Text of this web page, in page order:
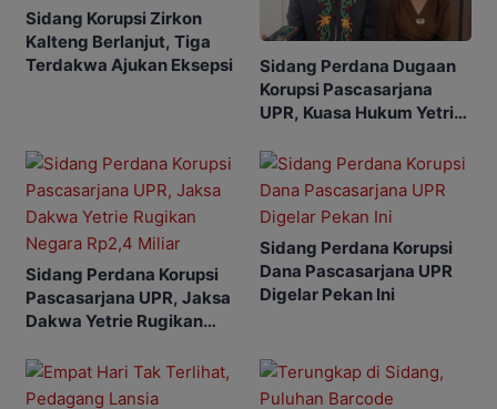
Sidang Korupsi Zirkon
Kalteng Berlanjut, Tiga
Terdakwa Ajukan Eksepsi
Sidang Perdana Dugaan
Korupsi Pascasarjana
UPR, Kuasa Hukum Yetrie
Sidang Perdana Korupsi
Pascasarjana UPR, Jaksa
Dakwa Yetrie Rugikan
Sidang Perdana Korupsi
Dana Pascasarjana UPR
Digelar Pekan Ini